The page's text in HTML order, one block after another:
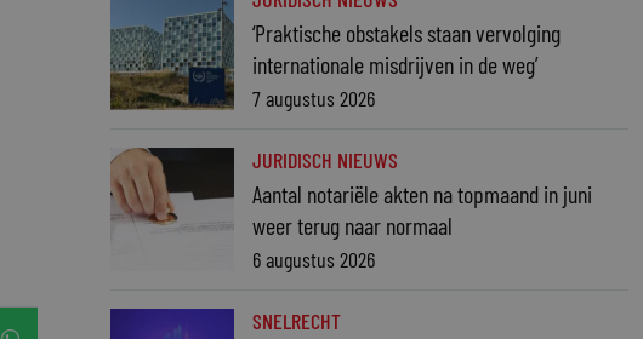
‘Praktische obstakels staan vervolging
internationale misdrijven in de weg’
7 augustus 2026
JURIDISCH NIEUWS
Aantal notariële akten na topmaand in juni
weer terug naar normaal
6 augustus 2026
SNELRECHT